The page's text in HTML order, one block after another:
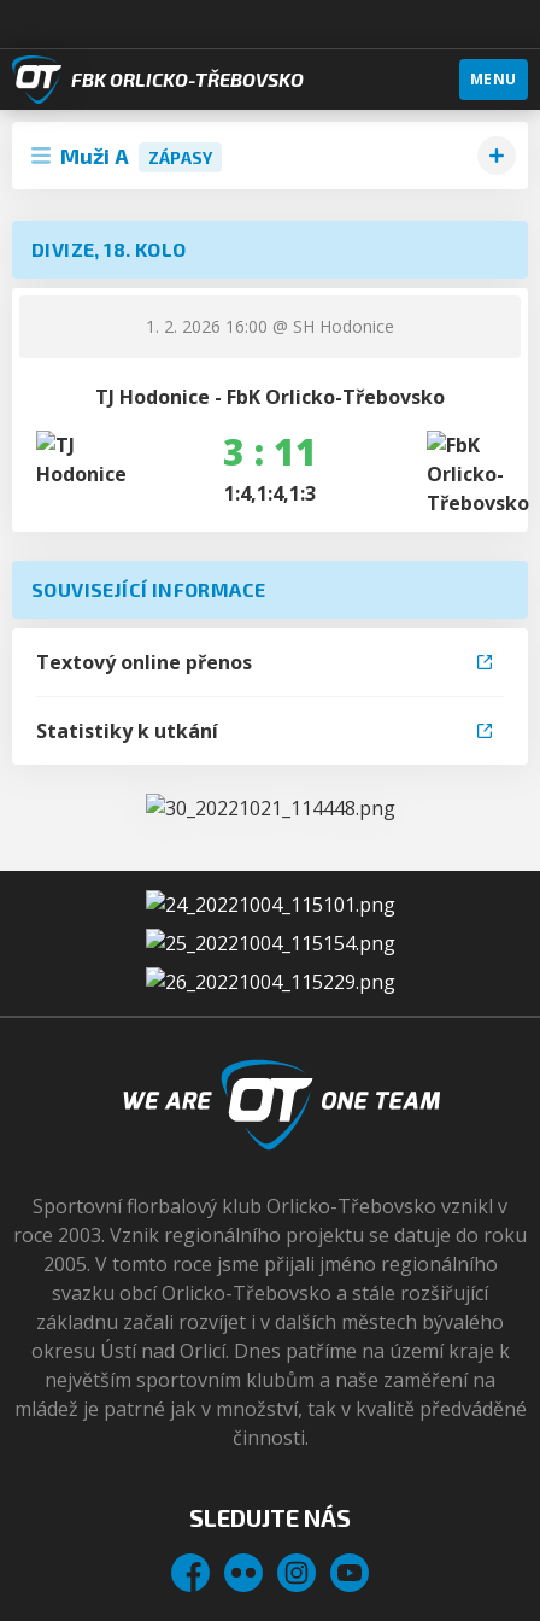
FBK ORLICKO-TŘEBOVSKO MENU
Muži A ZÁPASY
DIVIZE, 18. KOLO
1. 2. 2026 16:00 @ SH Hodonice
TJ Hodonice - FbK Orlicko-Třebovsko
3 : 11
1:4,1:4,1:3
SOUVISEJÍCÍ INFORMACE
Textový online přenos
Statistiky k utkání
Sportovní florbalový klub Orlicko-Třebovsko vznikl v
roce 2003. Vznik regionálního projektu se datuje do roku
2005. V tomto roce jsme přijali jméno regionálního
svazku obcí Orlicko-Třebovsko a stále rozšiřující
základnu začali rozvíjet i v dalších městech bývalého
okresu Ústí nad Orlicí. Dnes patříme na území kraje k
největším sportovním klubům a naše zaměření na
mládež je patrné jak v množství, tak v kvalitě předváděné
činnosti.
SLEDUJTE NÁS
Facebook
Flickr Instagram
YouTube